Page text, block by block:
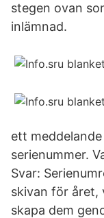
stegen ovan
inlämnad.
ett
serienummer.
Svar:
skivan för året,
skapa dem